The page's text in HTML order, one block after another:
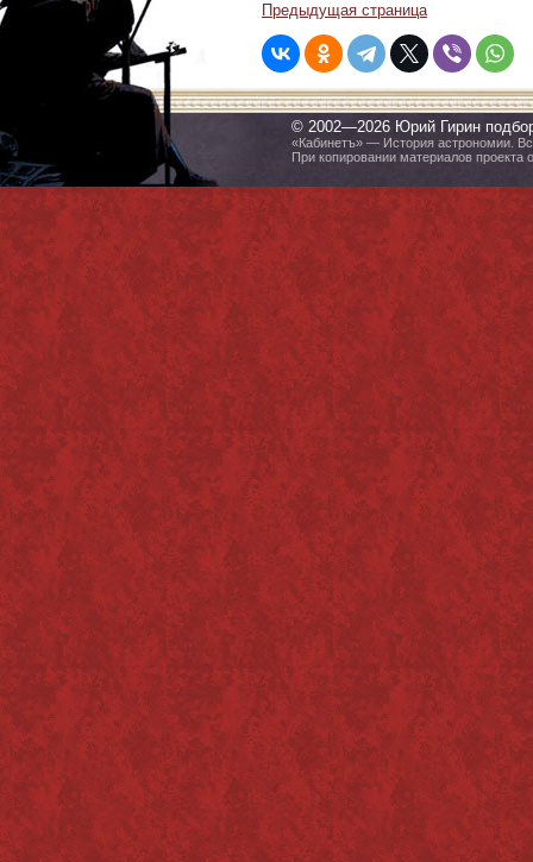
Предыдущая страница
© 2002—2026 Юрий Гирин
«Кабинетъ» — История астрономии.
При копировании материалов проекта